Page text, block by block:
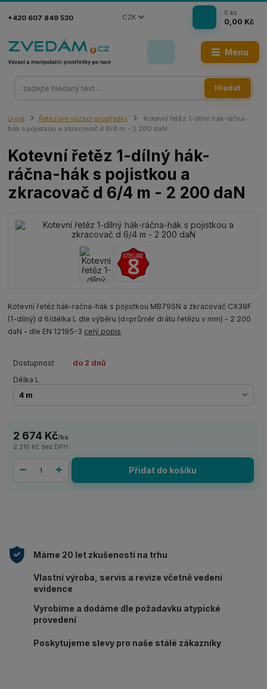
Menu
CZK
Hledat
+420 607 849 530
0 ks
0,00 Kč
Úvod Řetězové vázací prostředky
Kotevní řetěz 1-dílný hák-ráčna-
hák s pojistkou a zkracovač d 6/4 m - 2 200 daN
Kotevní řetěz 1-dílný hák-
ráčna-hák s pojistkou a
zkracovač d 6/4 m - 2 200 daN
Kotevní řetěz hák-ráčna-hák s pojistkou MB79SN a zkracovač CX39F
(1-dílný) d 6/délka L dle výběru (d=průměr drátu řetězu v mm) - 2 200
daN - dle EN 12195-3 celý popis
Dostupnost
do 2 dnů
Délka L
2 674 Kč/ks
2 210 Kč bez DPH
Přidat do košíku
Máme 20 let zkušeností na trhu
Vlastní výroba, servis a revize včetně vedení
evidence
Vyrobíme a dodáme dle požadavku atypické
provedení
Poskytujeme slevy pro naše stálé zákazníky